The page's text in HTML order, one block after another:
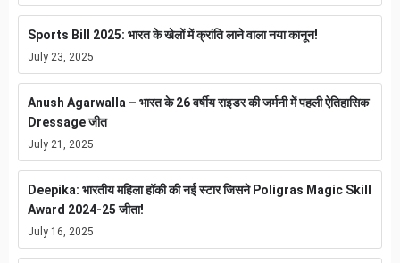
Sports Bill 2025: भारत के खेलों में क्रांति लाने वाला नया कानून!
July 23, 2025
Anush Agarwalla – भारत के 26 वर्षीय राइडर की जर्मनी में पहली ऐतिहासिक
Dressage जीत
July 21, 2025
Deepika: भारतीय महिला हॉकी की नई स्टार जिसने Poligras Magic Skill
Award 2024-25 जीता!
July 16, 2025